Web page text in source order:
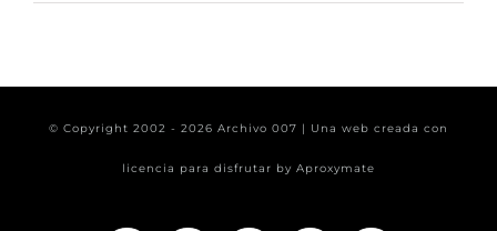
© Copyright 2002 - 2026 Archivo 007 | Una web creada con
licencia para disfrutar by Aproxymate